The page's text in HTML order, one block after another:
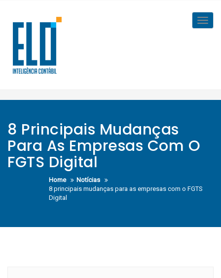
content
8 Principais Mudanças
Para As Empresas Com O
FGTS Digital
Home
Notícias
8 principais mudanças para as empresas com o FGTS
Digital